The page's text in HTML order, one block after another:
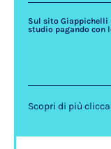
Sul sito
studio pagando con
Scopri di più